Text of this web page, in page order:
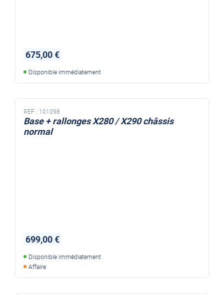
675,00 €
Disponible immédiatement
REF : 101098
Base + rallonges X280 / X290 châssis
normal
699,00 €
Disponible immédiatement
Affaire